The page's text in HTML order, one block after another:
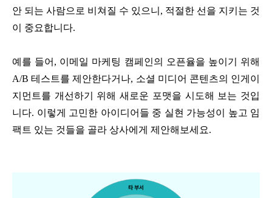
안 되는 사람으로 비쳐질 수 있으니, 적절한 선을 지키는 것
이 중요합니다.
예를 들어, 이메일 마케팅 캠페인의 오픈율을 높이기 위해
A/B 테스트를 제안한다거나, 소셜 미디어 콘텐츠의 인게이
지먼트를 개선하기 위해 새로운 포맷을 시도해 보는 것입
니다. 이렇게 고민한 아이디어들 중 실현 가능성이 높고 임
팩트 있는 것들을 골라 상사에게 제안해보세요.